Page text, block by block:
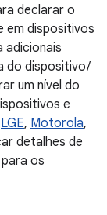
declarar o
em dispositivos
adicionais
do dispositivo /
um nível do
e
LGE, Motorola,
detalhes de
os